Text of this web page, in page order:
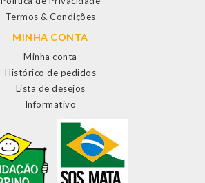
Termos & Condições
MINHA CONTA
Minha conta
Histórico de pedidos
Lista de desejos
Informativo